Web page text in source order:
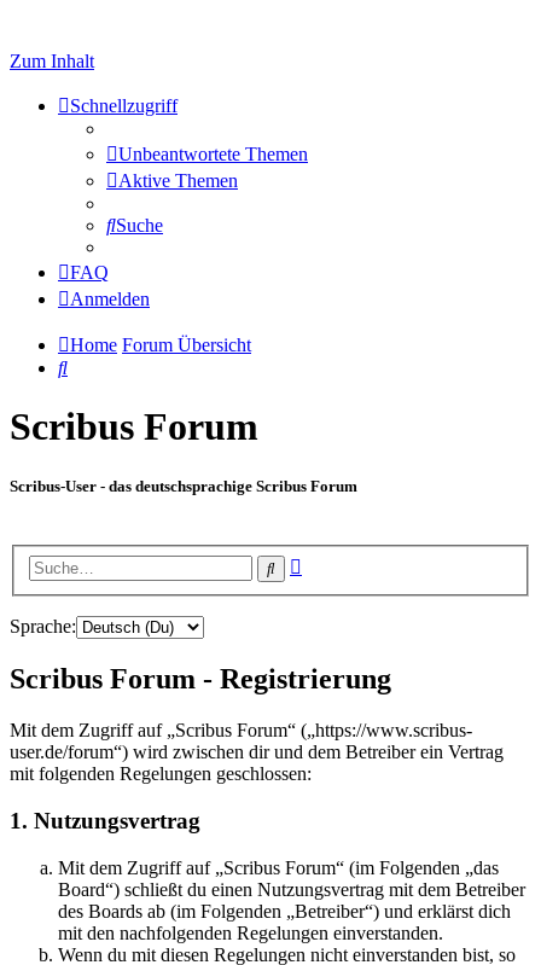
Zum Inhalt
Schnellzugriff
Unbeantwortete Themen
Aktive Themen
Suche
FAQ
Anmelden
Home Forum Übersicht
Suche
Scribus Forum
Scribus-User - das deutschsprachige Scribus Forum
Suche
Sprache:
Scribus Forum - Registrierung
Mit dem Zugriff auf „Scribus Forum“ („https://www.scribus-
user.de/forum“) wird zwischen dir und dem Betreiber ein Vertrag
mit folgenden Regelungen geschlossen:
1. Nutzungsvertrag
Mit dem Zugriff auf „Scribus Forum“ (im Folgenden „das
Board“) schließt du einen Nutzungsvertrag mit dem Betreiber
des Boards ab (im Folgenden „Betreiber“) und erklärst dich
mit den nachfolgenden Regelungen einverstanden.
Wenn du mit diesen Regelungen nicht einverstanden bist, so